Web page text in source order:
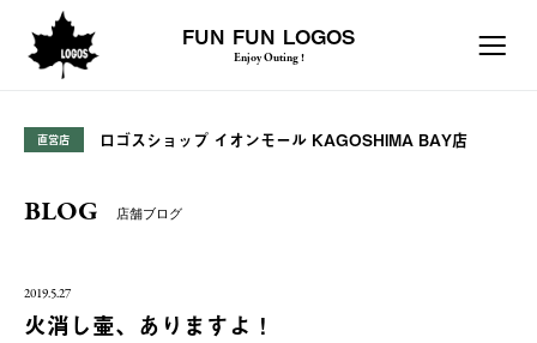
FUN FUN LOGOS
Enjoy Outing !
直営店 ロゴスショップ イオンモール KAGOSHIMA BAY店
BLOG 店舗ブログ
2019.5.27
火消し壷、ありますよ！